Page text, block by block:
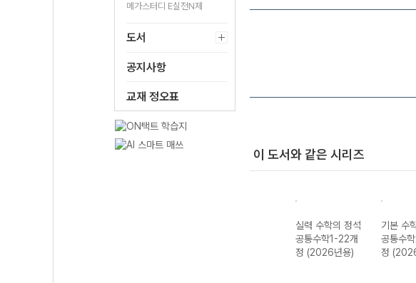
메가스터디 E실전N제
도서
공지사항
교재 정오표
이 도서와 같은 시리즈
실력 수학의 정석
공통수학1-22개
정 (2026년용)
기본 수학의 정석
공통수학2-22개
정 (2026년용)